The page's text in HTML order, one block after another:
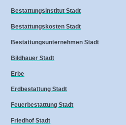
Bestattungsinstitut Stadt
Bestattungskosten Stadt
Bestattungsunternehmen Stadt
Bildhauer Stadt
Erbe
Erdbestattung Stadt
Feuerbestattung Stadt
Friedhof Stadt